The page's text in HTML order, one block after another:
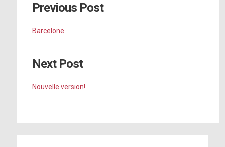
Previous Post
Barcelone
Next Post
Nouvelle version!